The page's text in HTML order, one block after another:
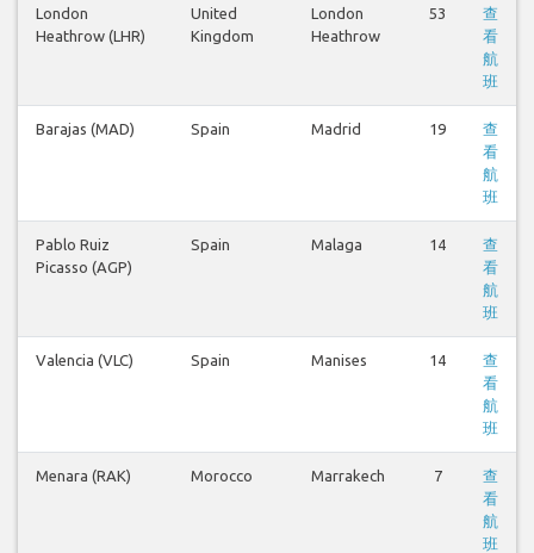
London
Heathrow (LHR)
United
Kingdom
London
Heathrow
53
查
看
航
班
Barajas (MAD) Spain Madrid 19
查
看
航
班
Pablo Ruiz
Picasso (AGP)
Spain Malaga 14
查
看
航
班
Valencia (VLC) Spain Manises 14
查
看
航
班
Menara (RAK) Morocco Marrakech 7
查
看
航
班